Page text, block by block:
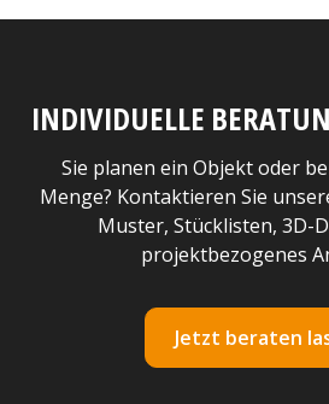
INDIVIDUELLE
Sie planen ein Objekt oder
Menge? Kontaktieren Sie
Muster, Stücklisten, 3D-
projektbezogenes
Jetzt beraten